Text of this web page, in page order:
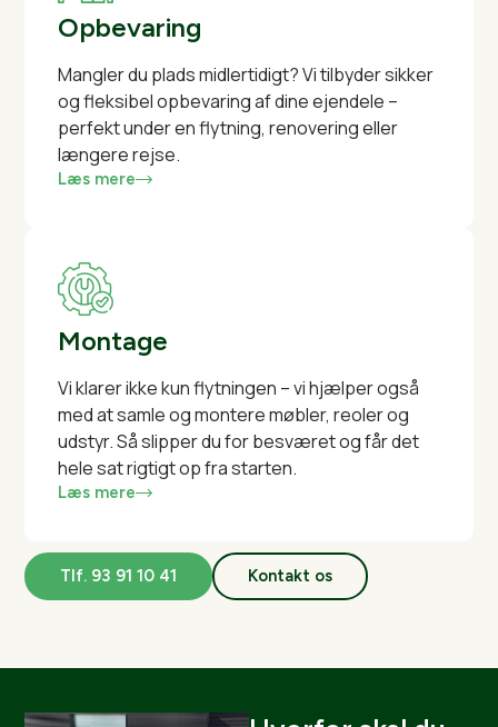
Opbevaring
Mangler du plads midlertidigt? Vi tilbyder sikker
og fleksibel opbevaring af dine ejendele –
perfekt under en flytning, renovering eller
længere rejse.
Læs mere
Montage
Vi klarer ikke kun flytningen – vi hjælper også
med at samle og montere møbler, reoler og
udstyr. Så slipper du for besværet og får det
hele sat rigtigt op fra starten.
Læs mere
Tlf. 93 91 10 41 Kontakt os